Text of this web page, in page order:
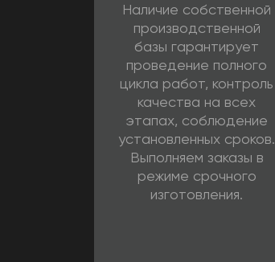
Наличие собственной
производственной
базы гарантирует
проведение полного
цикла работ, контроль
качества на всех
этапах, соблюдение
установленных сроков.
Выполняем заказы в
режиме срочного
изготовления.